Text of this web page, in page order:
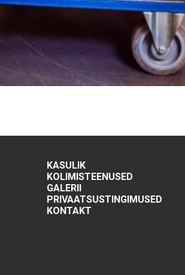
KASULIK
KOLIMISTEENUSED
GALERII
PRIVAATSUSTINGIMUSED
KONTAKT